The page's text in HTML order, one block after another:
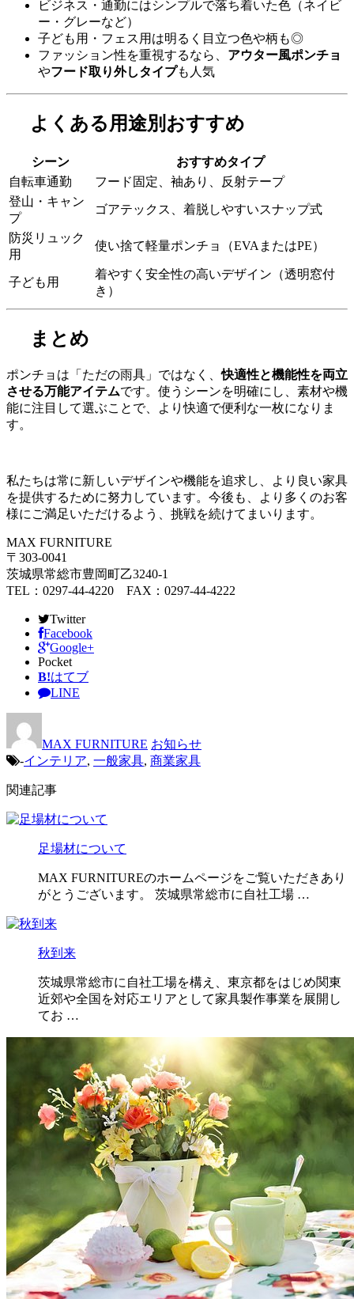
ビジネス・通勤にはシンプルで落ち着いた色（ネイビ
ー・グレーなど）
子ども用・フェス用は明るく目立つ色や柄も◎
ファッション性を重視するなら、 アウター風ポンチョ
やフード取り外しタイプも人気
よくある用途別おすすめ
シーン
おすすめタイプ
自転車通勤
フード固定、袖あり、反射テープ
登山・キャン
プ
ゴアテックス、着脱しやすいスナップ式
防災リュック
用
使い捨て軽量ポンチョ（EVAまたはPE）
子ども用
着やすく安全性の高いデザイン（透明窓付
き）
まとめ
ポンチョは「ただの雨具」ではなく、快適性と機能性を両立
させる万能アイテムです。使うシーンを明確にし、素材や機
能に注目して選ぶことで、より快適で便利な一枚になりま
す。
私たちは常に新しいデザインや機能を追求し、より良い家具
を提供するために努力しています。今後も、より多くのお客
様にご満足いただけるよう、挑戦を続けてまいります。
MAX FURNITURE
〒303-0041
茨城県常総市豊岡町乙3240-1
TEL：0297-44-4220 FAX：0297-44-4222
Twitter
Facebook
Google+
Pocket
B!はてブ
LINE
MAX FURNITURE お知らせ
-インテリア, 一般家具, 商業家具
関連記事
足場材について
MAX FURNITUREのホームページをご覧いただきあり
がとうございます。 茨城県常総市に自社工場 …
秋到来
茨城県常総市に自社工場を構え、東京都をはじめ関東
近郊や全国を対応エリアとして家具製作事業を展開し
てお …